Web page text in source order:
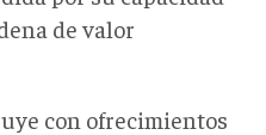
de valor
con ofrecimientos